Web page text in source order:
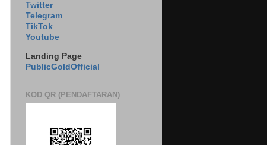
Twitter
Telegram
TikTok
Youtube
Landing Page
PublicGoldOfficial
KOD QR (PENDAFTARAN)